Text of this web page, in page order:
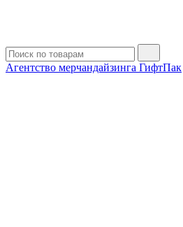
Агентство мерчандайзинга ГифтПак